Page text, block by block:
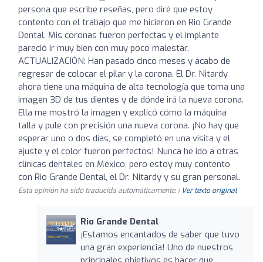
persona que escribe reseñas, pero diré que estoy
contento con el trabajo que me hicieron en Rio Grande
Dental. Mis coronas fueron perfectas y el implante
pareció ir muy bien con muy poco malestar.
ACTUALIZACIÓN: Han pasado cinco meses y acabo de
regresar de colocar el pilar y la corona. El Dr. Nitardy
ahora tiene una máquina de alta tecnología que toma una
imagen 3D de tus dientes y de dónde irá la nueva corona.
Ella me mostró la imagen y explicó cómo la máquina
talla y pule con precisión una nueva corona. ¡No hay que
esperar uno o dos días, se completó en una visita y el
ajuste y el color fueron perfectos! Nunca he ido a otras
clínicas dentales en México, pero estoy muy contento
con Rio Grande Dental, el Dr. Nitardy y su gran personal.
Esta opinión ha sido traducida automáticamente. | Ver texto original
Rio Grande Dental
¡Estamos encantados de saber que tuvo
una gran experiencia! Uno de nuestros